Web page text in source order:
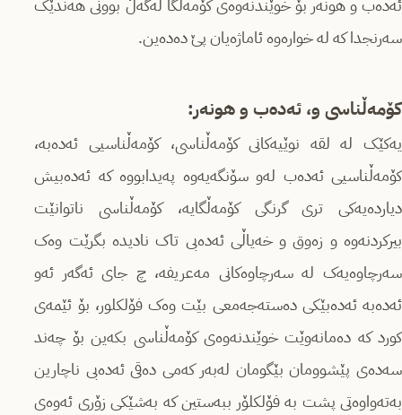
ئەدەب و هونەر بۆ خوێندنەوەى کۆمەڵگا لەگەڵ بوونى هەندێک
سەرنجدا کە لە خوارەوە ئاماژەیان پێ دەدەین.
کۆمەڵناسى و، ئەدەب و هونەر:
یەکێک لە لقە نوێیەکانى کۆمەڵناسى، کۆمەڵناسیى ئەدەبە،
کۆمەڵناسیى ئەدەب لەو سۆنگەیەوە پەیدابووە کە ئەدەبیش
دیاردەیەکى ترى گرنگى کۆمەڵگایە، کۆمەڵناسى ناتوانێت
بیرکردنەوە و زەوق و خەیاڵى ئەدەبى تاک نادیدە بگرێت وەک
سەرچاوەیەک لە سەرچاوەکانى مەعریفە، چ جاى ئەگەر ئەو
ئەدەبە ئەدەبێکى دەستەجەمعى بێت وەک فۆلکلور، بۆ ئێمەى
کورد کە دەمانەوێت خوێندنەوەى کۆمەڵناسى بکەین بۆ چەند
سەدەى پێشوومان بێگومان لەبەر کەمى دەقى ئەدەبى ناچارین
بەتەواوەتى پشت بە فۆلکلۆر ببەستین کە بەشێکى زۆرى ئەوەى